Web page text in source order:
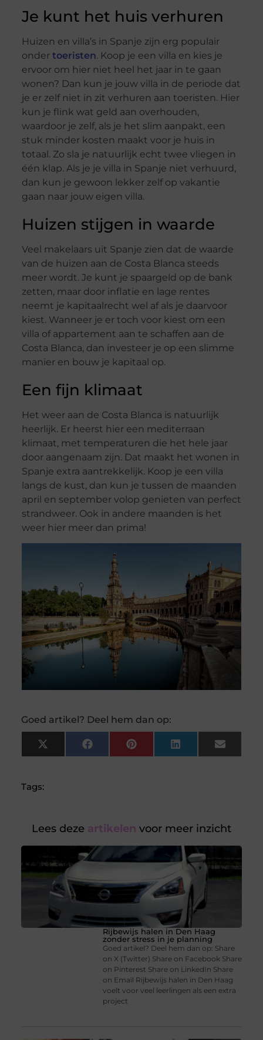
Je kunt het huis verhuren
Huizen en villa’s in Spanje zijn erg populair
onder toeristen. Koop je een villa en kies je
ervoor om hier niet heel het jaar in te gaan
wonen? Dan kun je jouw villa in de periode dat
je er zelf niet in zit verhuren aan toeristen. Hier
kun je flink wat geld aan overhouden,
waardoor je zelf, als je het slim aanpakt, een
stuk minder kosten maakt voor je huis in
totaal. Zo sla je natuurlijk echt twee vliegen in
één klap. Als je je villa in Spanje niet verhuurd,
dan kun je gewoon lekker zelf op vakantie
gaan naar jouw eigen villa.
Huizen stijgen in waarde
Veel makelaars uit Spanje zien dat de waarde
van de huizen aan de Costa Blanca steeds
meer wordt. Je kunt je spaargeld op de bank
zetten, maar door inflatie en lage rentes
neemt je kapitaalrecht wel af als je daarvoor
kiest. Wanneer je er toch voor kiest om een
villa of appartement aan te schaffen aan de
Costa Blanca, dan investeer je op een slimme
manier en bouw je kapitaal op.
Een fijn klimaat
Het weer aan de Costa Blanca is natuurlijk
heerlijk. Er heerst hier een mediterraan
klimaat, met temperaturen die het hele jaar
door aangenaam zijn. Dat maakt het wonen in
Spanje extra aantrekkelijk. Koop je een villa
langs de kust, dan kun je tussen de maanden
april en september volop genieten van perfect
strandweer. Ook in andere maanden is het
weer hier meer dan prima!
Goed artikel? Deel hem dan op:
X
(Twitter)
FacebookPinterest LinkedIn Email
Tags:
Lees deze artikelen voor meer inzicht
Rijbewijs halen in Den Haag
zonder stress in je planning
Goed artikel? Deel hem dan op: Share
on X (Twitter) Share on Facebook Share
on Pinterest Share on LinkedIn Share
on Email Rijbewijs halen in Den Haag
voelt voor veel leerlingen als een extra
project